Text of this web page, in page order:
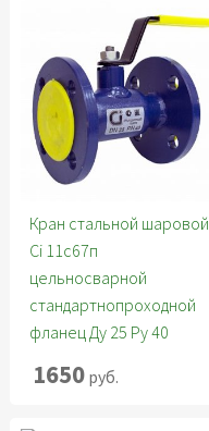
Кран стальной шаровой
Ci 11с67п
цельносварной
стандартнопроходной
фланец Ду 25 Ру 40
1650руб.